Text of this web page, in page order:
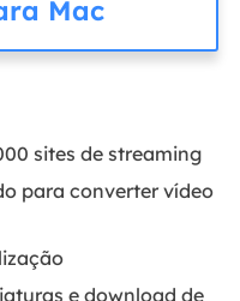
Mac
sites de streaming
para converter vídeo
e download de